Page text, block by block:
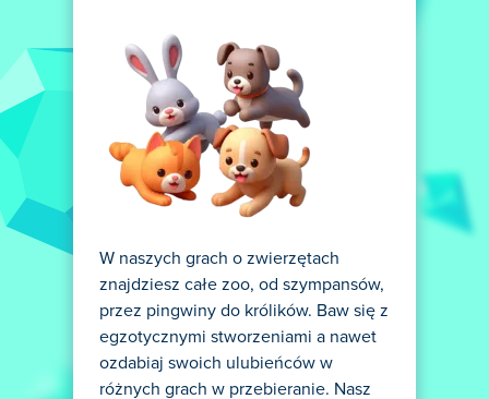
W naszych grach o zwierzętach
znajdziesz całe zoo, od szympansów,
przez pingwiny do królików. Baw się z
egzotycznymi stworzeniami a nawet
ozdabiaj swoich ulubieńców w
różnych grach w przebieranie. Nasz